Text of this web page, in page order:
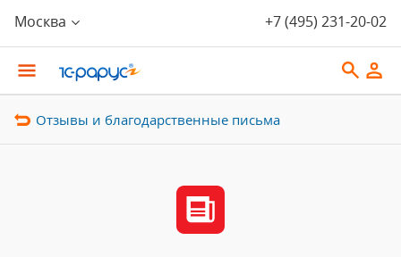
Москва +7 (495) 231-20-02
Отзывы и благодарственные письма